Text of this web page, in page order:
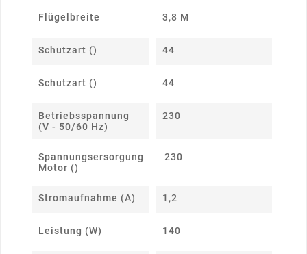
Flügelbreite 3,8 M
Schutzart () 44
Schutzart () 44
Betriebsspannung
(V - 50/60 Hz)
230
Spannungsersorgung
Motor ()
230
Stromaufnahme (A) 1,2
Leistung (W) 140